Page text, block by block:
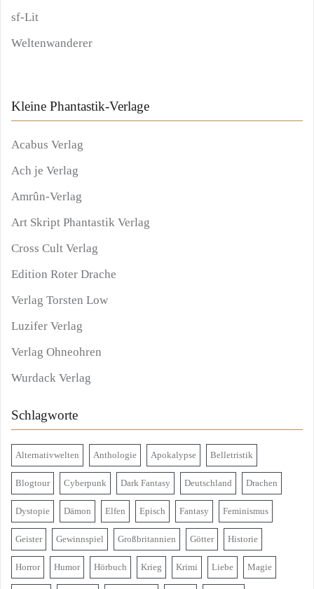
sf-Lit
Weltenwanderer
Kleine Phantastik-Verlage
Acabus Verlag
Ach je Verlag
Amrûn-Verlag
Art Skript Phantastik Verlag
Cross Cult Verlag
Edition Roter Drache
Verlag Torsten Low
Luzifer Verlag
Verlag Ohneohren
Wurdack Verlag
Schlagworte
Alternativwelten Anthologie Apokalypse Belletristik
Blogtour Cyberpunk Dark Fantasy Deutschland Drachen
Dystopie Dämon Elfen Episch Fantasy Feminismus
Geister Gewinnspiel Großbritannien Götter Historie
Horror Humor Hörbuch Krieg Krimi Liebe Magie